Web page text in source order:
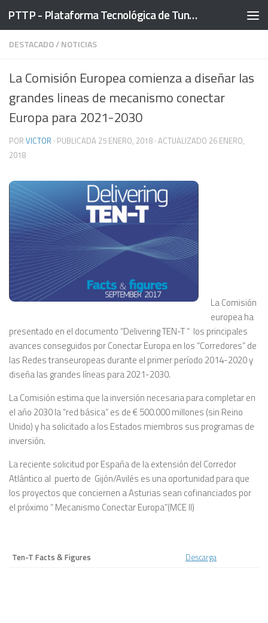
Saltar al contenido PTTP - Plataforma Tecnológica de Tuneles
DESTACADO/NOTICIAS
La Comisión Europea comienza a diseñar las
grandes lineas de mecanismo conectar
Europa para 2021-2030
POR VICTOR · PUBLICADA 25 ENERO, 2018 · ACTUALIZADO 26 ENERO,
2018
La Comisión
europea ha
presentado en el documento “Delivering TEN-T “ los principales
avances conseguidos por Conectar Europa en los “Corredores” de
las Redes transeuropeas durante el primer período 2014-2020 y
diseña las grandes líneas para 2021-2030.
La Comisión estima que la inversión necesaria para completar en
el año 2030 la “red básica” es de € 500.000 millones (sin Reino
Unido) y ha solicitado a los Estados miembros sus programas de
inversión.
La reciente solicitud por España de la extensión del Corredor
Atlántico al puerto de Gijón/Avilés es una oportunidad para que
los proyectos que conciernen a Asturias sean cofinanciados por
el próximo “ Mecanismo Conectar Europa”(MCE II)
Ten-T Facts & Figures Descarga